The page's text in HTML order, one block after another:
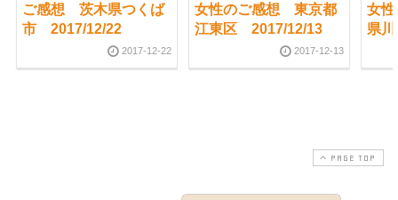
ご感想 茨木県つくば
市 2017/12/22
2017-12-22
女性のご感想 東京都
江東区 2017/12/13
2017-12-13
女
県
PAGE TOP